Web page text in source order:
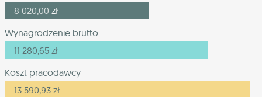
8 020,00 zł
Wynagrodzenie brutto
11 280,65 zł
Koszt pracodawcy
13 590,93 zł